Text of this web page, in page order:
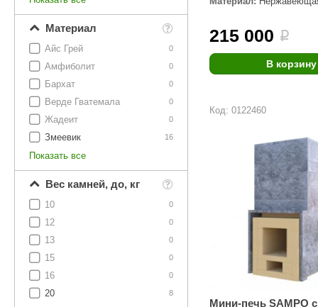
Для дома и дачи
Акции и скидки
Этна
Elcon
TABA MAGNUM
Termomuros
Finn icon Размахайка
Материал
0
Айс Грей
0
Амфиболит
0
Бархат
0
Верде Гватемала
0
Жадеит
16
Змеевик
Показать все
Вес камней, до, кг
0
10
0
12
0
13
0
15
0
16
8
20
215 000 i
В корзину
Код: 0122460
Мини-печь SAMPO